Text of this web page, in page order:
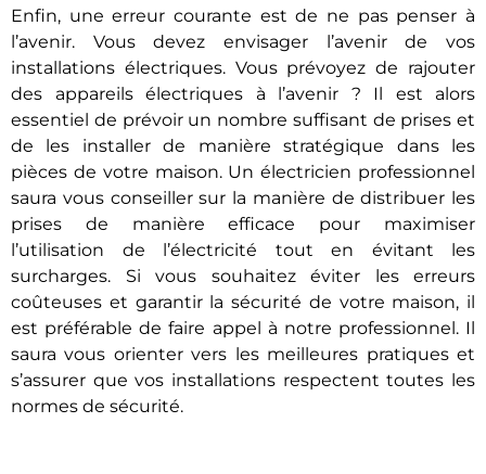
Enfin, une erreur courante est de ne pas penser à
l’avenir. Vous devez envisager l’avenir de vos
installations électriques. Vous prévoyez de rajouter
des appareils électriques à l’avenir ? Il est alors
essentiel de prévoir un nombre suffisant de prises et
de les installer de manière stratégique dans les
pièces de votre maison. Un électricien professionnel
saura vous conseiller sur la manière de distribuer les
prises de manière efficace pour maximiser
l’utilisation de l’électricité tout en évitant les
surcharges. Si vous souhaitez éviter les erreurs
coûteuses et garantir la sécurité de votre maison, il
est préférable de faire appel à notre professionnel. Il
saura vous orienter vers les meilleures pratiques et
s’assurer que vos installations respectent toutes les
normes de sécurité.